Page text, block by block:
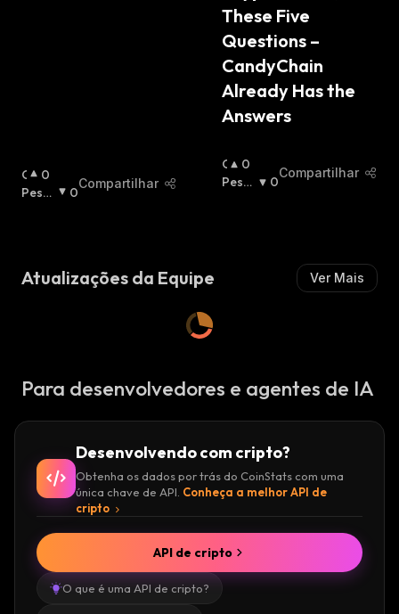
O
T
T
0
Pessi
0
Compartilhar
:These Five
Questions –
CandyChain
Already Has the
Answers
O
T
0
Pessi
0
Compartilhar
Atualizações da Equipe Ver Mais
Para desenvolvedores e agentes de IA
Desenvolvendo com cripto?
Obtenha os dados por trás do CoinStats com uma
única chave de API. Conheça a melhor API de
cripto
O que é uma API de cripto?
API de cripto